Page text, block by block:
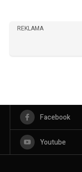
REKLAMA
Facebook
Youtube